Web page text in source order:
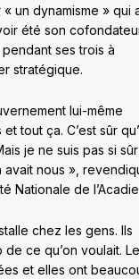
un dynamisme » qui
été son
ses trois à
stratégique.
lui-même
tout ça. C’est sûr
je ne suis pas si sûr
avait nous »,
Nationale de
chez les gens. Ils
de ce qu’on voulait.
et elles ont